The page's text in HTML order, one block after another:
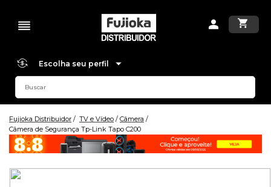
Escolha seu perfil
Fujioka Distribuidor TV e Vídeo
Câmera
Câmera de Segurança Tp-Link Tapo C200